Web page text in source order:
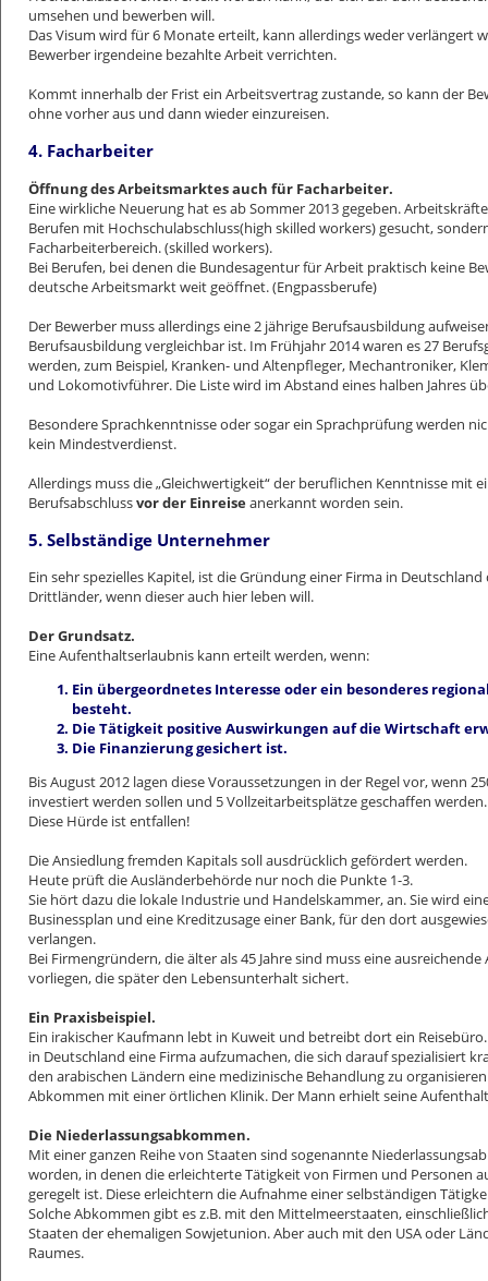
umsehen und bewerben will.
Das Visum wird für 6 Monate erteilt, kann allerdings weder verlängert
Bewerber irgendeine bezahlte Arbeit verrichten.
Kommt innerhalb der Frist ein Arbeitsvertrag zustande, so kann der
ohne vorher aus und dann wieder einzureisen.
4. Facharbeiter
Öffnung des Arbeitsmarktes auch für Facharbeiter.
Eine wirkliche Neuerung hat es ab Sommer 2013 gegeben.
Berufen mit Hochschulabschluss(high skilled workers) gesucht,
Facharbeiterbereich. (skilled workers).
Bei Berufen, bei denen die Bundesagentur für Arbeit praktisch keine
deutsche Arbeitsmarkt weit geöffnet. (Engpassberufe)
Der Bewerber muss allerdings eine 2 jährige Berufsausbildung
Berufsausbildung vergleichbar ist. Im Frühjahr 2014 waren es 27
werden, zum Beispiel, Kranken- und Altenpfleger, Mechantroniker,
und Lokomotivführer. Die Liste wird im Abstand eines halben Jahres
Besondere Sprachkenntnisse oder sogar ein Sprachprüfung werden
kein Mindestverdienst.
Allerdings muss die „Gleichwertigkeit“ der beruflichen Kenntnisse mit
Berufsabschlussvor der Einreiseanerkannt worden sein.
5. Selbständige Unternehmer
Ein sehr spezielles Kapitel, ist die Gründung einer Firma in
Drittländer, wenn dieser auch hier leben will.
Der Grundsatz.
Eine Aufenthaltserlaubnis kann erteilt werden, wenn:
Ein übergeordnetes Interesse oder ein besonderes
besteht.
Die Tätigkeit positive Auswirkungen auf die Wirtschaft
Die Finanzierung gesichert ist.
Bis August 2012 lagen diese Voraussetzungen in der Regel vor, wenn
investiert werden sollen und 5 Vollzeitarbeitsplätze geschaffen werden.
Diese Hürde ist entfallen!
Die Ansiedlung fremden Kapitals soll ausdrücklich gefördert werden.
Heute prüft die Ausländerbehörde nur noch die Punkte 1-3.
Sie hört dazu die lokale Industrie und Handelskammer, an. Sie wird
Businessplan und eine Kreditzusage einer Bank, für den dort
verlangen.
Bei Firmengründern, die älter als 45 Jahre sind muss eine
vorliegen, die später den Lebensunterhalt sichert.
Ein Praxisbeispiel.
Ein irakischer Kaufmann lebt in Kuweit und betreibt dort ein
in Deutschland eine Firma aufzumachen, die sich darauf spezialisiert
den arabischen Ländern eine medizinische Behandlung zu
Abkommen mit einer örtlichen Klinik. Der Mann erhielt seine
Die Niederlassungsabkommen.
Mit einer ganzen Reihe von Staaten sind sogenannte
worden, in denen die erleichterte Tätigkeit von Firmen und Personen
geregelt ist. Diese erleichtern die Aufnahme einer selbständigen
Solche Abkommen gibt es z.B. mit den Mittelmeerstaaten,
Staaten der ehemaligen Sowjetunion. Aber auch mit den USA oder
Raumes.